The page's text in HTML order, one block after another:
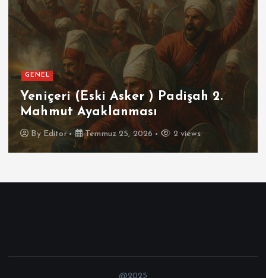
GENEL
(Eski Asker ) Padişah 2.
Ayaklanması
Editor Temmuz 25, 2026 2 views
@2025